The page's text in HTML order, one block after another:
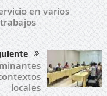
en varios
locales